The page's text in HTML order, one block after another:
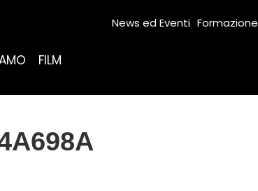
FILM
News ed Eventi Formazione